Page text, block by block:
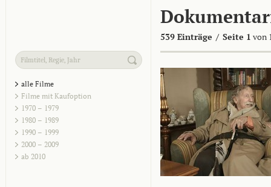
539 Einträge / Seite 1 von
alle Filme
Filme mit Kaufoption
1970 – 1979
1980 – 1989
1990 – 1999
2000 – 2009
ab 2010